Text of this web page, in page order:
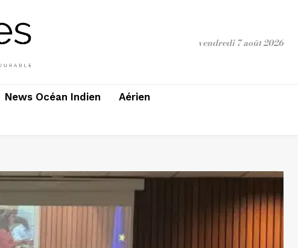
vendredi 7 août 2026
News Océan Indien Aérien